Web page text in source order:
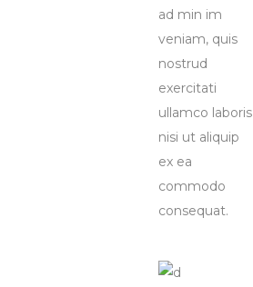
ad min im
veniam, quis
nostrud
exercitati
ullamco laboris
nisi ut aliquip
ex ea
commodo
consequat.